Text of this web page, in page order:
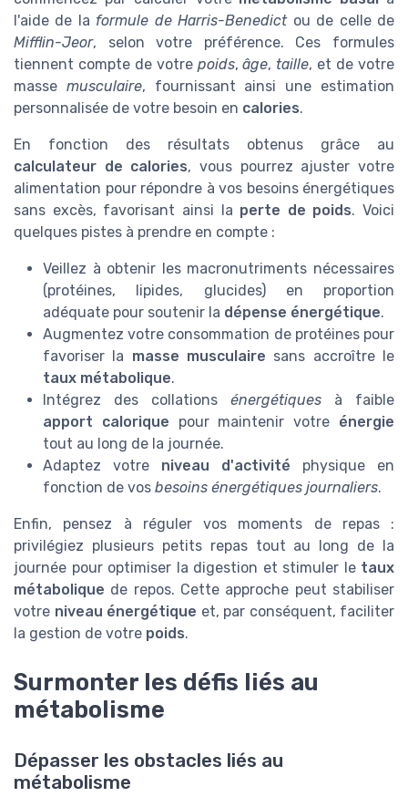
l'aide de la formule de Harris-Benedictou de celle de
Mifflin-Jeor, selon votre préférence. Ces formules
tiennent compte de votre poids,âge, taille, et de votre
masse musculaire, fournissant ainsi une estimation
personnalisée de votre besoin en calories.
En fonction des résultats obtenus grâce au
calculateur de calories, vous pourrez ajuster votre
alimentation pour répondre à vos besoins énergétiques
sans excès, favorisant ainsi la perte de poids. Voici
quelques pistes à prendre en compte :
Veillez à obtenir les macronutriments nécessaires
(protéines, lipides, glucides) en proportion
adéquate pour soutenir la dépense énergétique.
Augmentez votre consommation de protéines pour
favoriser la masse musculaire sans accroître le
taux métabolique.
Intégrez des collations énergétiques à faible
apport calorique pour maintenir votre énergie
tout au long de la journée.
Adaptez votre niveau d'activité physique en
fonction de vos besoins énergétiques journaliers.
Enfin, pensez à réguler vos moments de repas :
privilégiez plusieurs petits repas tout au long de la
journée pour optimiser la digestion et stimuler le taux
métabolique de repos. Cette approche peut stabiliser
votre niveau énergétique et, par conséquent, faciliter
la gestion de votre poids.
Surmonter les défis liés au
métabolisme
Dépasser les obstacles liés au
métabolisme